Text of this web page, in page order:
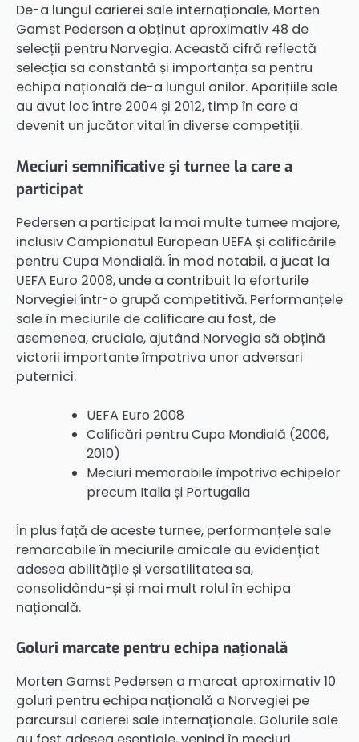
De-a lungul carierei sale internaționale, Morten
Gamst Pedersen a obținut aproximativ 48 de
selecții pentru Norvegia. Această cifră reflectă
selecția sa constantă și importanța sa pentru
echipa națională de-a lungul anilor. Aparițiile sale
au avut loc între 2004 și 2012, timp în care a
devenit un jucător vital în diverse competiții.
Meciuri semnificative și turnee la care a
participat
Pedersen a participat la mai multe turnee majore,
inclusiv Campionatul European UEFA și calificările
pentru Cupa Mondială. În mod notabil, a jucat la
UEFA Euro 2008, unde a contribuit la eforturile
Norvegiei într-o grupă competitivă. Performanțele
sale în meciurile de calificare au fost, de
asemenea, cruciale, ajutând Norvegia să obțină
victorii importante împotriva unor adversari
puternici.
UEFA Euro 2008
Calificări pentru Cupa Mondială (2006,
2010)
Meciuri memorabile împotriva echipelor
precum Italia și Portugalia
În plus față de aceste turnee, performanțele sale
remarcabile în meciurile amicale au evidențiat
adesea abilitățile și versatilitatea sa,
consolidându-și și mai mult rolul în echipa
națională.
Goluri marcate pentru echipa națională
Morten Gamst Pedersen a marcat aproximativ 10
goluri pentru echipa națională a Norvegiei pe
parcursul carierei sale internaționale. Golurile sale